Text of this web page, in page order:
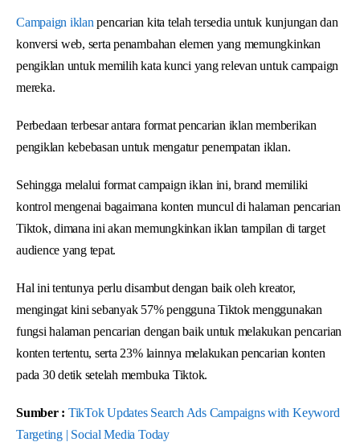
Campaign iklan pencarian kita telah tersedia untuk kunjungan dan
konversi web, serta penambahan elemen yang memungkinkan
pengiklan untuk memilih kata kunci yang relevan untuk campaign
mereka.
Perbedaan terbesar antara format pencarian iklan memberikan
pengiklan kebebasan untuk mengatur penempatan iklan.
Sehingga melalui format campaign iklan ini, brand memiliki
kontrol mengenai bagaimana konten muncul di halaman pencarian
Tiktok, dimana ini akan memungkinkan iklan tampilan di target
audience yang tepat.
Hal ini tentunya perlu disambut dengan baik oleh kreator,
mengingat kini sebanyak 57% pengguna Tiktok menggunakan
fungsi halaman pencarian dengan baik untuk melakukan pencarian
konten tertentu, serta 23% lainnya melakukan pencarian konten
pada 30 detik setelah membuka Tiktok.
Sumber : TikTok Updates Search Ads Campaigns with Keyword
Targeting | Social Media Today